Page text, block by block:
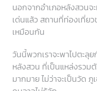
นอกจากอำเภอหลังสวน
เด่นแล้ว สถานที่ท่องเที่ย
เหมือนกัน
วันนี้พวกเราจะพาไปตะ
หลังสวน ที่เป็นแหล่งรว
มากมาย ไม่ว่าจะเป็นวัด